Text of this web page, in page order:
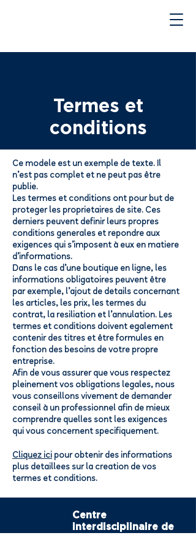
Termes et
conditions
Ce modèle est un exemple de texte. Il
n’est pas complet et ne peut pas être
publié.
Les termes et conditions ont pour but de
protéger les propriétaires de site. Ces
derniers peuvent définir leurs propres
conditions générales et répondre aux
exigences qui s’imposent à eux en matière
d’informations.
Dans le cas d’une boutique en ligne, les
informations obligatoires peuvent être
par exemple, l’ajout de détails concernant
les articles, les prix, les termes du
contrat, la résiliation et l’annulation. Les
termes et conditions doivent également
contenir des titres et être formulés en
fonction des besoins de votre propre
entreprise.
Afin de vous assurer que vous respectez
pleinement vos obligations légales, nous
vous conseillons vivement de demander
conseil à un professionnel afin de mieux
comprendre quelles sont les exigences
qui vous concernent spécifiquement.
Cliquez ici pour obtenir des informations
plus détaillées sur la création de vos
termes et conditions.
Centre
interdisciplinaire de